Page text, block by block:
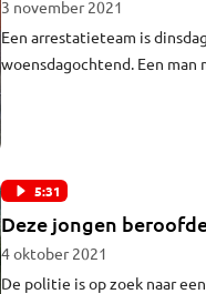
3 november 2021
Een arrestatieteam is
woensdagochtend. Een
5:31
Deze jongen
4 oktober 2021
De politie is op zoek naar